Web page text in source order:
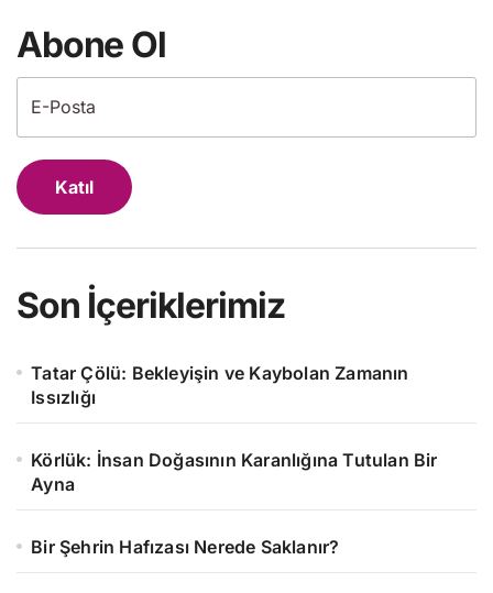
Abone Ol
Katıl
Son İçeriklerimiz
Tatar Çölü: Bekleyişin ve Kaybolan Zamanın
Issızlığı
Körlük: İnsan Doğasının Karanlığına Tutulan Bir
Ayna
Bir Şehrin Hafızası Nerede Saklanır?